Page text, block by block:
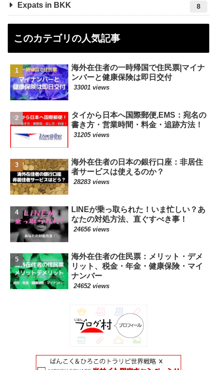
Expats in BKK 8
このカテゴリの人気記事
海外在住者の一時帰国で住民票|マイナ
ンバーと健康保険は即日交付
33001 views
タイから日本へ国際郵便,EMS：宛名の
書き方・営業時間・料金・追跡方法！
31205 views
海外在住者の日本の銀行口座：非居住
者サービスは使えるのか？
28283 views
LINEが乗っ取られた！いま忙しい？あ
なたの対処方法、直ぐすべき事！
24656 views
海外在住者の住民票：メリット・デメ
リット、税金・年金・健康保険・マイ
ナンバー
24652 views